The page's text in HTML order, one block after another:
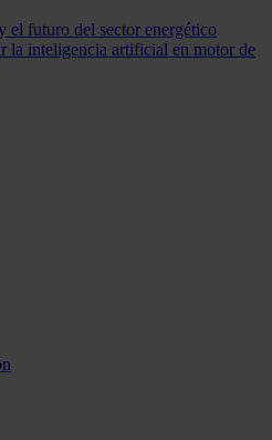
futuro del sector energético
la inteligencia artificial en motor de